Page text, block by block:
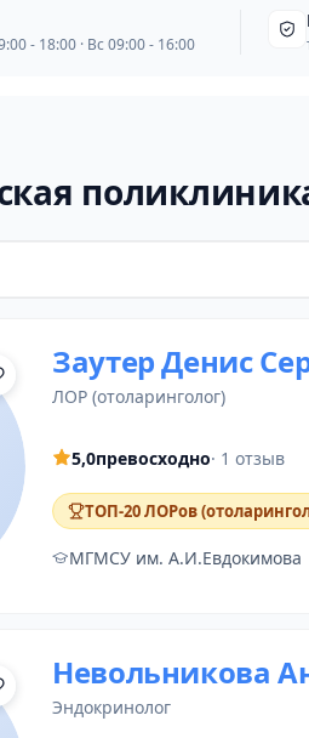
- 18:00 · Вс 09:00 - 16:00
Заутер Денис
ЛОР (отоларинголог)
5,0превосходно· 1 отзыв
ТОП-20 ЛОРов
МГМСУ им. А.И.Евдокимова
Невольникова
эндокринолог